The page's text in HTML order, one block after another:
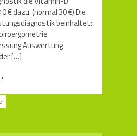
€ dazu. (normal 30 €) Die
beinhaltet:
Auswertung
[…]